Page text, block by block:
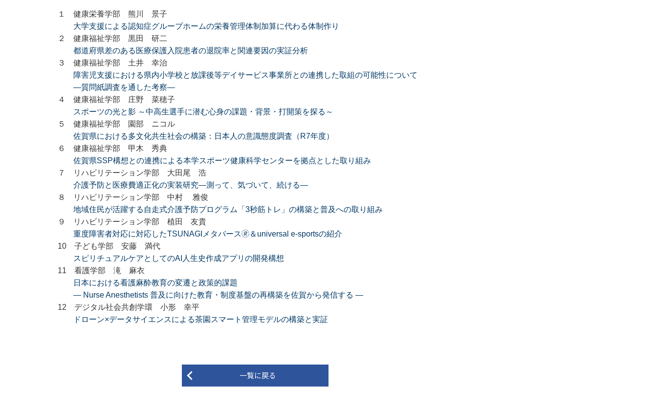
１ 健康栄養学部 熊川 景子
大学支援による認知症グループホームの栄養管理体制加算に代わる体制作り
２ 健康福祉学部 黒田 研二
都道府県差のある医療保護入院患者の退院率と関連要因の実証分析
３ 健康福祉学部 土井 幸治
障害児支援における県内小学校と放課後等デイサービス事業所との連携した取組の可能性について
―質問紙調査を通した考察―
４ 健康福祉学部 庄野 菜穂子
スポーツの光と影 ～中高生選手に潜む心身の課題・背景・打開策を探る～
５ 健康福祉学部 園部 ニコル
佐賀県における多文化共生社会の構築：日本人の意識態度調査（R7年度）
６ 健康福祉学部 甲木 秀典
佐賀県SSP構想との連携による本学スポーツ健康科学センターを拠点とした取り組み
７ リハビリテーション学部 大田尾 浩
介護予防と医療費適正化の実装研究―測って、気づいて、続ける―
８ リハビリテーション学部 中村 雅俊
地域住民が活躍する自走式介護予防プログラム「3秒筋トレ」の構築と普及への取り組み
９ リハビリテーション学部 植田 友貴
重度障害者対応に対応したTSUNAGIメタバース🄬＆universal e-sportsの紹介
10 子ども学部 安藤 満代
スピリチュアルケアとしてのAI人生史作成アプリの開発構想
11 看護学部 滝 麻衣
日本における看護麻酔教育の変遷と政策的課題
― Nurse Anesthetists 普及に向けた教育・制度基盤の再構築を佐賀から発信する ―
12 デジタル社会共創学環 小形 幸平
ドローン×データサイエンスによる茶園スマート管理モデルの構築と実証
一覧に戻る